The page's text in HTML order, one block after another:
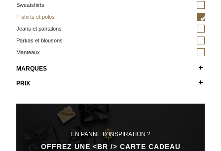
Sweatshirts
T-shirts et polos
Jeans et pantalons
Parkas et blousons
Manteaux
MARQUES
PRIX
EN PANNE D’INSPIRATION ?
OFFREZ UNE <BR /> CARTE CADEAU